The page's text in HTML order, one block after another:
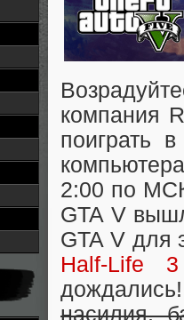
компания
поиграть
2:00 по
GTA V
GTA V для
Half-Life
насилия,